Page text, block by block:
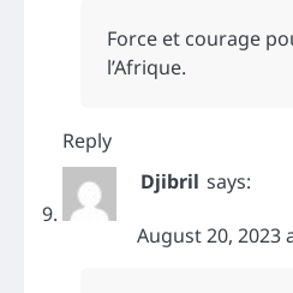
Force et courage
l’Afrique.
Reply
Djibril says:
August 20, 2023